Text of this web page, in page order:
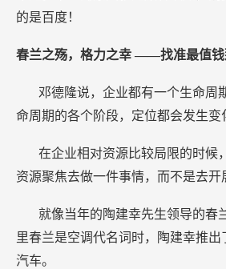
的是百度！
春兰之殇，格力之幸 ——找准最值钱
邓德隆说，企业都有一个生命周
命周期的各个阶段，定位都会发生变
在企业相对资源比较局限的时候
资源聚焦去做一件事情，而不是去开
就像当年的陶建幸先生领导的春
里春兰是空调代名词时，陶建幸推
汽车。